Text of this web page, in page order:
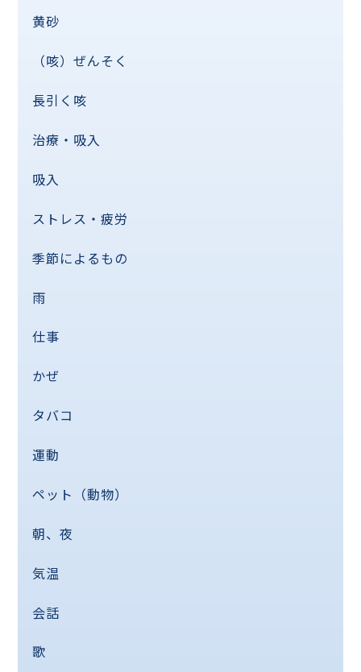
黄砂
（咳）ぜんそく
長引く咳
治療・吸入
吸入
ストレス・疲労
季節によるもの
雨
仕事
かぜ
タバコ
運動
ペット（動物）
朝、夜
気温
会話
歌